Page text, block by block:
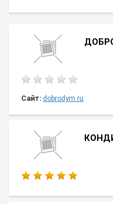
Сайт: dobrodym.ru